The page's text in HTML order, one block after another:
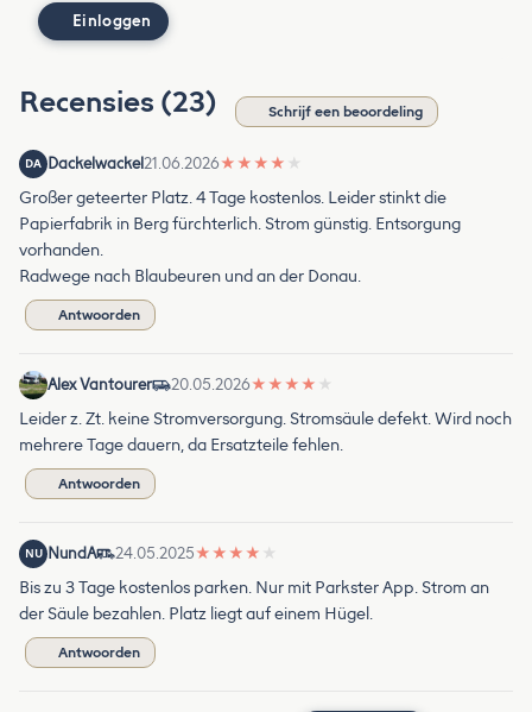
Einloggen
Recensies (23) Schrijf een beoordeling
DA Dackelwackel21.06.2026★ ★ ★ ★ ★
Großer geteerter Platz. 4 Tage kostenlos. Leider stinkt die
Papierfabrik in Berg fürchterlich. Strom günstig. Entsorgung
vorhanden.
Radwege nach Blaubeuren und an der Donau.
Antwoorden
Alex Vantourer 20.05.2026★ ★ ★ ★ ★
Leider z. Zt. keine Stromversorgung. Stromsäule defekt. Wird noch
mehrere Tage dauern, da Ersatzteile fehlen.
Antwoorden
NU NundA 24.05.2025★ ★ ★ ★ ★
Bis zu 3 Tage kostenlos parken. Nur mit Parkster App. Strom an
der Säule bezahlen. Platz liegt auf einem Hügel.
Antwoorden